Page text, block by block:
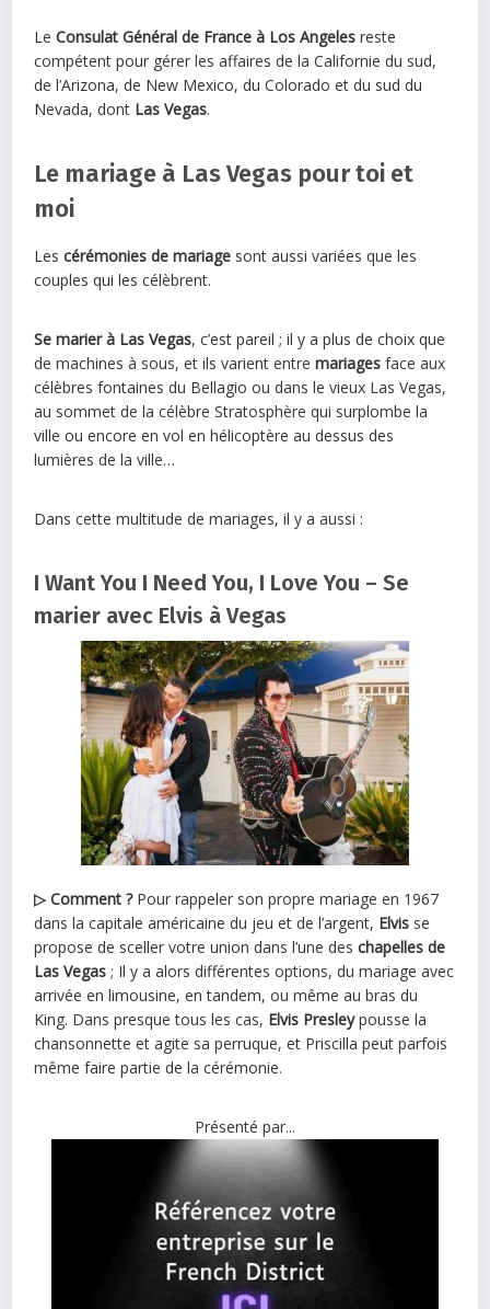
LeConsulat Général de France à Los Angeles reste
compétent pour gérer les affaires de la Californie du sud,
de l’Arizona, de New Mexico, du Colorado et du sud du
Nevada, dont Las Vegas.
Le mariage à Las Vegas pour toi et
moi
Lescérémonies de mariage sont aussi variées que les
couples qui les célèbrent.
Se marier à Las Vegas, c’est pareil ; il y a plus de choix que
de machines à sous, et ils varient entremariagesface aux
célèbres fontaines du Bellagio ou dans le vieux Las Vegas,
au sommet de la célèbre Stratosphère qui surplombe la
ville ou encore en vol en hélicoptère au dessus des
lumières de la ville…
Dans cette multitude de mariages, il y a aussi :
I Want You I Need You, I Love You – Se
marier avec Elvis à Vegas
▷ Comment ? Pour rappeler son propre mariage en 1967
dans la capitale américaine du jeu et de l’argent, Elvis se
propose de sceller votre union dans l’une deschapelles de
Las Vegas ; Il y a alors différentes options, du mariage avec
arrivée en limousine, en tandem, ou même au bras du
King. Dans presque tous les cas, Elvis Presleypousse la
chansonnette et agite sa perruque, et Priscilla peut parfois
même faire partie de la cérémonie.
Présenté par...